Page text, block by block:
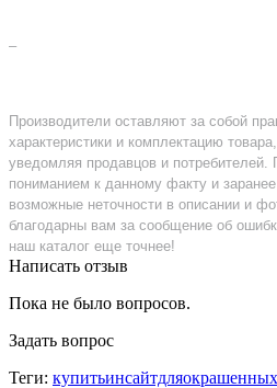
–
Производители оставляют за собой
характеристики и комплектацию
уведомляя продавцов и потребителей.
пониманием к данному факту и
возможные неточности в описании и
благодарны вам за сообщение об
наш каталог еще точнее!
Написать отзыв
Пока не было вопросов.
Задать вопрос
Теги: